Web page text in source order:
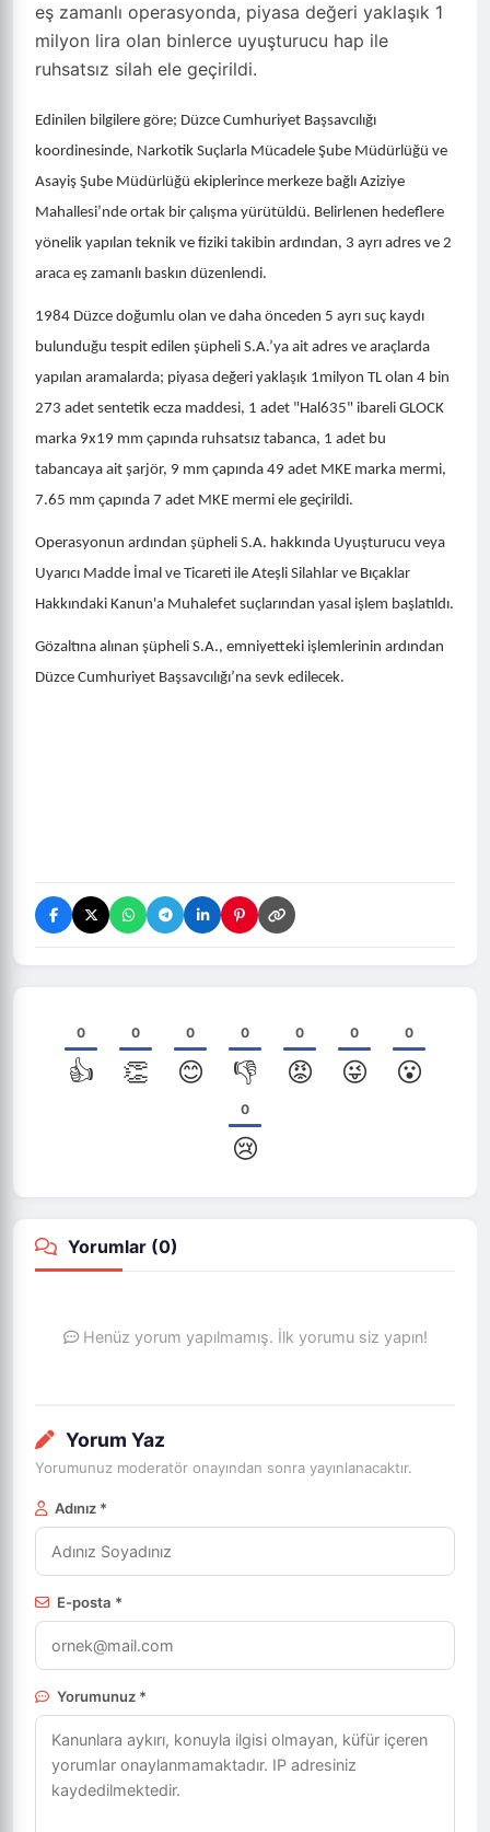
eş zamanlı operasyonda, piyasa değeri yaklaşık 1
milyon lira olan binlerce uyuşturucu hap ile
ruhsatsız silah ele geçirildi.
Edinilen bilgilere göre; Düzce Cumhuriyet Başsavcılığı
koordinesinde, Narkotik Suçlarla Mücadele Şube Müdürlüğü ve
Asayiş Şube Müdürlüğü ekiplerince merkeze bağlı Aziziye
Mahallesi’nde ortak bir çalışma yürütüldü. Belirlenen hedeflere
yönelik yapılan teknik ve fiziki takibin ardından, 3 ayrı adres ve 2
araca eş zamanlı baskın düzenlendi.
1984 Düzce doğumlu olan ve daha önceden 5 ayrı suç kaydı
bulunduğu tespit edilen şüpheli S.A.’ya ait adres ve araçlarda
yapılan aramalarda; piyasa değeri yaklaşık 1milyon TL olan 4 bin
273 adet sentetik ecza maddesi, 1 adet "Hal635" ibareli GLOCK
marka 9x19 mm çapında ruhsatsız tabanca, 1 adet bu
tabancaya ait şarjör, 9 mm çapında 49 adet MKE marka mermi,
7.65 mm çapında 7 adet MKE mermi ele geçirildi.
Operasyonun ardından şüpheli S.A. hakkında Uyuşturucu veya
Uyarıcı Madde İmal ve Ticareti ile Ateşli Silahlar ve Bıçaklar
Hakkındaki Kanun'a Muhalefet suçlarından yasal işlem başlatıldı.
Gözaltına alınan şüpheli S.A., emniyetteki işlemlerinin ardından
Düzce Cumhuriyet Başsavcılığı’na sevk edilecek.
0
👍
0
👏
0
😊
0
👎
0
😡
0
😜
0
😮
0
😢
Yorumlar (0)
Henüz yorum yapılmamış. İlk yorumu siz yapın!
Yorum Yaz
Yorumunuz moderatör onayından sonra yayınlanacaktır.
Adınız *
E-posta *
Yorumunuz *